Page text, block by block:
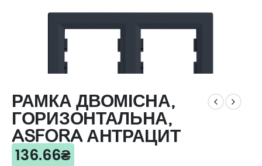
РАМКА ДВОМІСНА,
ГОРИЗОНТАЛЬНА,
ASFORA АНТРАЦИТ
136.66₴